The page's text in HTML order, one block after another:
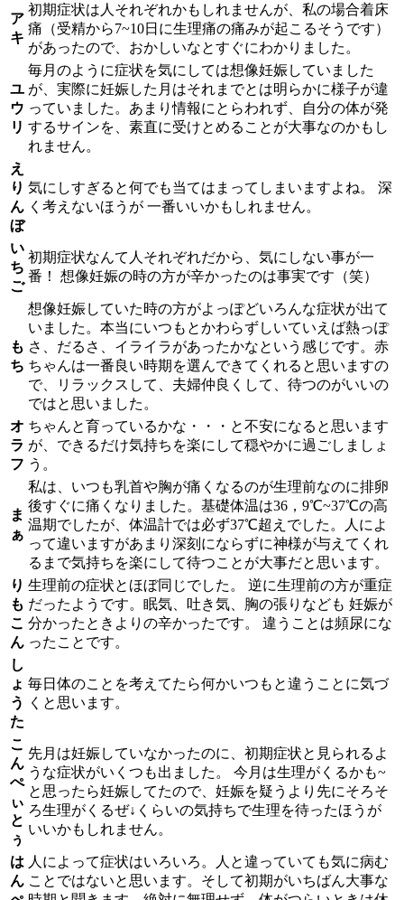
ア
キ
初期症状は人それぞれかもしれませんが、私の場合着床
痛（受精から7~10日に生理痛の痛みが起こるそうです）
があったので、おかしいなとすぐにわかりました。
ユ
ウ
リ
毎月のように症状を気にしては想像妊娠していました
が、実際に妊娠した月はそれまでとは明らかに様子が違
っていました。あまり情報にとらわれず、自分の体が発
するサインを、素直に受けとめることが大事なのかもし
れません。
え
り
ん
ぼ
気にしすぎると何でも当てはまってしまいますよね。 深
く考えないほうが 一番いいかもしれません。
い
ち
ご
初期症状なんて人それぞれだから、気にしない事が一
番！ 想像妊娠の時の方が辛かったのは事実です（笑）
も
ち
想像妊娠していた時の方がよっぽどいろんな症状が出て
いました。本当にいつもとかわらずしいていえば熱っぽ
さ、だるさ、イライラがあったかなという感じです。赤
ちゃんは一番良い時期を選んできてくれると思いますの
で、リラックスして、夫婦仲良くして、待つのがいいの
ではと思いました。
オ
ラ
フ
ちゃんと育っているかな・・・と不安になると思います
が、できるだけ気持ちを楽にして穏やかに過ごしましょ
う。
ま
ぁ
私は、いつも乳首や胸が痛くなるのが生理前なのに排卵
後すぐに痛くなりました。基礎体温は36，9℃~37℃の高
温期でしたが、体温計では必ず37℃超えでした。人によ
って違いますがあまり深刻にならずに神様が与えてくれ
るまで気持ちを楽にして待つことが大事だと思います。
り
も
こ
ん
生理前の症状とほぼ同じでした。 逆に生理前の方が重症
だったようです。眠気、吐き気、胸の張りなども 妊娠が
分かったときよりの辛かったです。 違うことは頻尿にな
ったことです。
し
ょ
う
た
毎日体のことを考えてたら何かいつもと違うことに気づ
くと思います。
こ
ん
ぺ
ぃ
と
ぅ
先月は妊娠していなかったのに、初期症状と見られるよ
うな症状がいくつも出ました。 今月は生理がくるかも~
と思ったら妊娠してたので、妊娠を疑うより先にそろそ
ろ生理がくるぜ↓くらいの気持ちで生理を待ったほうが
いいかもしれません。
は
ん
人によって症状はいろいろ。人と違っていても気に病む
ことではないと思います。そして初期がいちばん大事な